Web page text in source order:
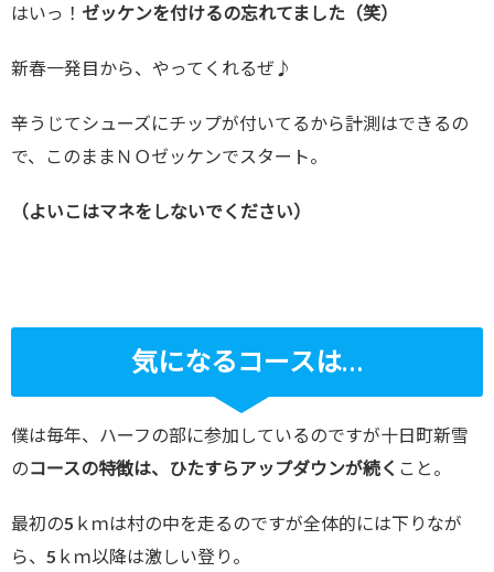
はいっ！ ゼッケンを付けるの忘れてました（笑）
新春一発目から、やってくれるぜ♪
辛うじてシューズにチップが付いてるから計測はできるの
で、このままＮＯゼッケンでスタート。
（よいこはマネをしないでください）
気になるコースは…
僕は毎年、ハーフの部に参加しているのですが十日町新雪
のコースの特徴は、ひたすらアップダウンが続く こと。
最初の5ｋｍは村の中を走るのですが全体的には下りなが
ら、5ｋｍ以降は激しい登り。